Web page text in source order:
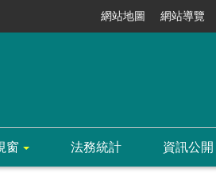
網站地圖 網站導覽
窗 法務統計 資訊公開